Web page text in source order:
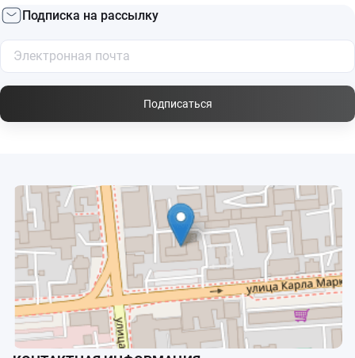
Подписка на рассылку
Подписаться